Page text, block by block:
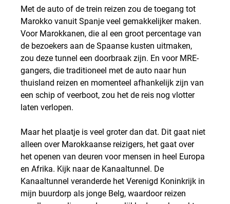
Met de auto of de trein reizen zou de toegang tot
Marokko vanuit Spanje veel gemakkelijker maken.
Voor Marokkanen, die al een groot percentage van
de bezoekers aan de Spaanse kusten uitmaken,
zou deze tunnel een doorbraak zijn. En voor MRE-
gangers, die traditioneel met de auto naar hun
thuisland reizen en momenteel afhankelijk zijn van
een schip of veerboot, zou het de reis nog vlotter
laten verlopen.
Maar het plaatje is veel groter dan dat. Dit gaat niet
alleen over Marokkaanse reizigers, het gaat over
het openen van deuren voor mensen in heel Europa
en Afrika. Kijk naar de Kanaaltunnel. De
Kanaaltunnel veranderde het Verenigd Koninkrijk in
mijn buurdorp als jonge Belg, waardoor reizen